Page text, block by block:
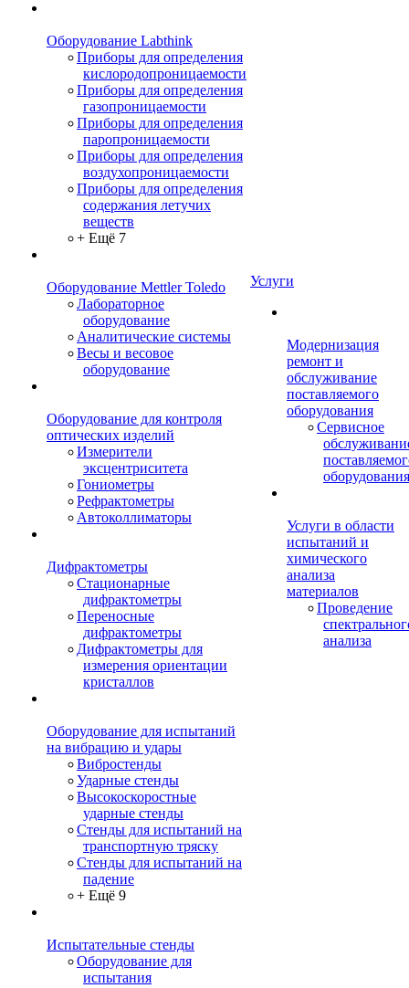
Оборудование Labthink
Приборы для определения
кислородопроницаемости
Приборы для определения
газопроницаемости
Приборы для определения
паропроницаемости
Приборы для определения
воздухопроницаемости
Приборы для определения
содержания летучих
веществ
+ Ещё 7
Оборудование Mettler Toledo
Лабораторное
оборудование
Аналитические системы
Весы и весовое
оборудование
Оборудование для контроля
оптических изделий
Измерители
эксцентриситета
Гониометры
Рефрактометры
Автоколлиматоры
Дифрактометры
Стационарные
дифрактометры
Переносные
дифрактометры
Дифрактометры для
измерения ориентации
кристаллов
Оборудование для испытаний
на вибрацию и удары
Вибростенды
Ударные стенды
Высокоскоростные
ударные стенды
Стенды для испытаний на
транспортную тряску
Стенды для испытаний на
падение
+ Ещё 9
Испытательные стенды
Оборудование для
испытания
Услуги
Модернизация
ремонт и
обслуживание
поставляемого
оборудования
Сервисное
оборудования
Услуги в области
испытаний и
химического
анализа
материалов
Проведение
анализа